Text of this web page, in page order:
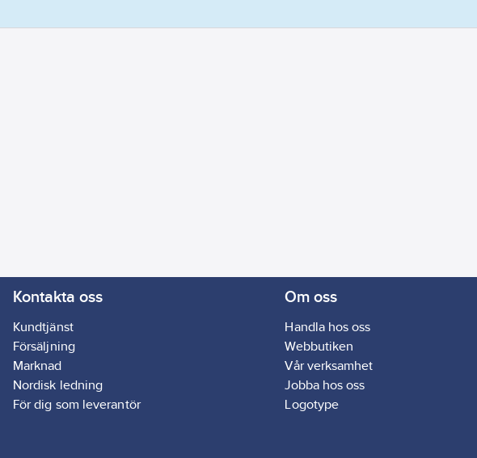
Kontakta oss
Kundtjänst
Försäljning
Marknad
Nordisk ledning
För dig som leverantör
Om oss
Handla hos oss
Webbutiken
Vår verksamhet
Jobba hos oss
Logotype